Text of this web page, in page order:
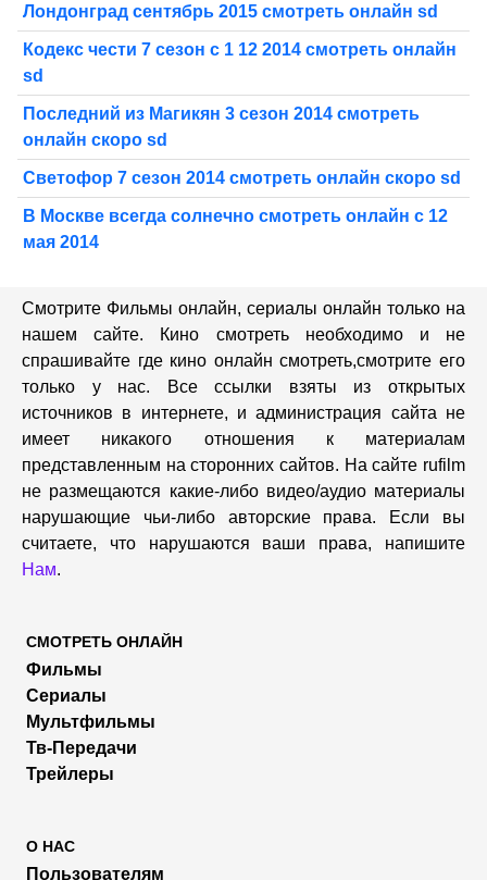
Лондонград сентябрь 2015 смотреть онлайн sd
Кодекс чести 7 сезон с 1 12 2014 смотреть онлайн
sd
Последний из Магикян 3 сезон 2014 смотреть
онлайн скоро sd
Светофор 7 сезон 2014 смотреть онлайн скоро sd
В Москве всегда солнечно смотреть онлайн с 12
мая 2014
Смотрите Фильмы онлайн, сериалы онлайн только на
нашем сайте. Кино смотреть необходимо и не
спрашивайте где кино онлайн смотреть,cмотрите его
только у нас. Все ссылки взяты из открытых
источников в интернете, и администрация сайта не
имеет никакого отношения к материалам
представленным на сторонних сайтов. На сайте rufilm
не размещаются какие-либо видео/аудио материалы
нарушающие чьи-либо авторские права. Если вы
считаете, что нарушаются ваши права, напишите
Нам.
СМОТРЕТЬ ОНЛАЙН
Фильмы
Сериалы
Мультфильмы
Тв-Передачи
Трейлеры
О НАС
Пользователям